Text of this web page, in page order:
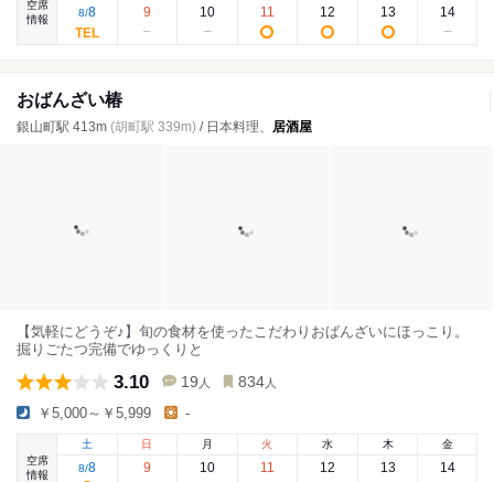
空席
情報
8/8 9 10 11 12 13 14
おばんざい椿
銀山町駅 413m (胡町駅 339m) / 日本料理、 居酒屋
【気軽にどうぞ♪】旬の食材を使ったこだわりおばんざいにほっこり。
掘りごたつ完備でゆっくりと
3.10 19 人 834 人
￥5,000～￥5,999 -
空席
情報
土
8/8
日
9
月
10
火
11
水
12
木
13
金
14